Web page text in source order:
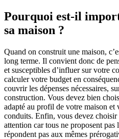
Pourquoi est-il
sa maison ?
Quand on construit une maison,
long terme. Il convient donc de
et susceptibles d’influer sur votre
calculer votre budget en
couvrir les dépenses nécessaires,
construction. Vous devez bien
adapté au profil de votre maison et
conduits. Enfin, vous devez
attention car tous ne proposent pas
répondent pas aux mêmes